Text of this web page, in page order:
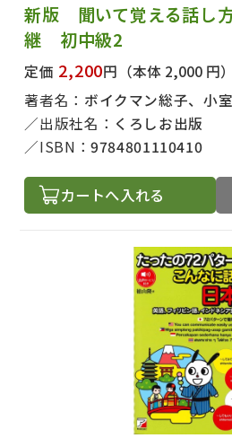
新版 聞いて覚える話し
継 初中級2
定価 2,200円 （本体 2,000 円）
著者名： ボイクマン総子、小
出版社名： くろしお出版
ISBN：9784801110410
カートへ入れる